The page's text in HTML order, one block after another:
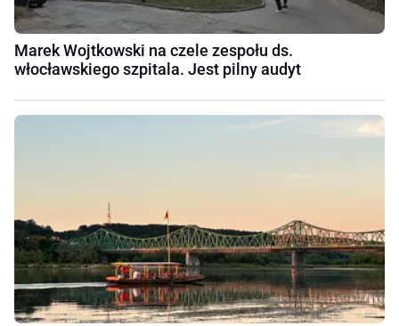
Marek Wojtkowski na czele zespołu ds.
włocławskiego szpitala. Jest pilny audyt